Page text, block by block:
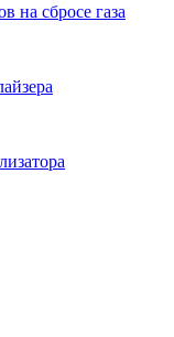
на сбросе газа